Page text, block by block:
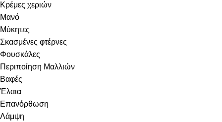
Κρέμες χεριών
Μανό
Μύκητες
Σκασμένες φτέρνες
Φουσκάλες
Περιποίηση Μαλλιών
Βαφές
Έλαια
Επανόρθωση
Λάμψη